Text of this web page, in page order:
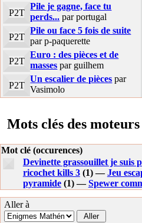
P2T
Pile je gagne, face tu
perds... par portugal
P2T
Pile ou face 5 fois de suite
par p-paquerette
P2T
Euro : des pièces et de
masses par guilhem
P2T
Un escalier de pièces par
Vasimolo
Mots clés des
Mot clé (occurences)
Devinette grassouillet je suis
ricochet kills 3(1) —Jeu
pyramide(1) —Spewer
Aller à